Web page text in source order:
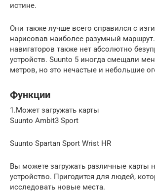
истине.
Они также лучше всего справился с
нарисовав наиболее разумный
навигаторов также нет абсолютно
устройств. Suunto 5 иногда смещали
метров, но это нечастые и небольшие
Функции
1.Может загружать карты
Suunto Ambit3 Sport
Suunto Spartan Sport Wrist HR
Вы можете загружать различные карты
устройство. Пригодится для людей,
исследовать новые места.